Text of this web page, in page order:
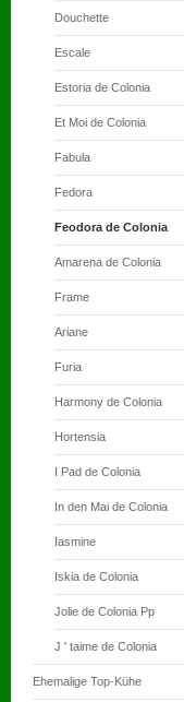
Douchette
Escale
Estoria de Colonia
Et Moi de Colonia
Fabula
Fedora
Feodora de Colonia
Amarena de Colonia
Frame
Ariane
Furia
Harmony de Colonia
Hortensia
I Pad de Colonia
In den Mai de Colonia
Iasmine
Iskia de Colonia
Jolie de Colonia Pp
J ' taime de Colonia
Ehemalige Top-Kühe